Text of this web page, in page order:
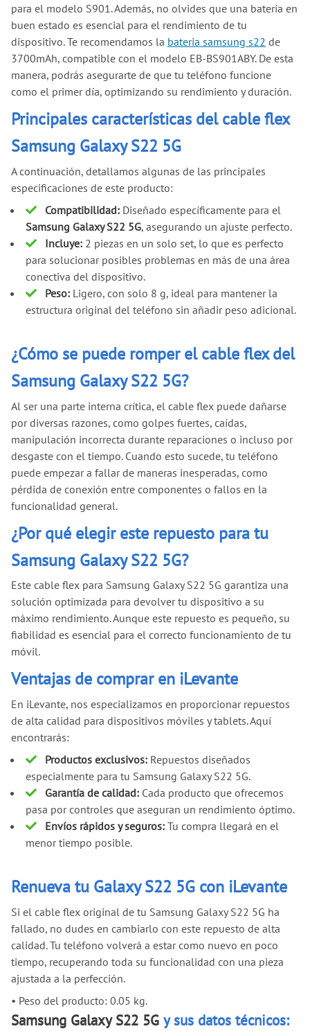
para el modelo S901. Además, no olvides que una batería en
buen estado es esencial para el rendimiento de tu
dispositivo. Te recomendamos la bateria samsung s22 de
3700mAh, compatible con el modelo EB-BS901ABY. De esta
manera, podrás asegurarte de que tu teléfono funcione
como el primer día, optimizando su rendimiento y duración.
Principales características del cable flex
Samsung Galaxy S22 5G
A continuación, detallamos algunas de las principales
especificaciones de este producto:
Compatibilidad:Diseñado específicamente para el
Samsung Galaxy S22 5G, asegurando un ajuste perfecto.
Incluye:2 piezas en un solo set, lo que es perfecto
para solucionar posibles problemas en más de una área
conectiva del dispositivo.
Peso:Ligero, con solo 8 g, ideal para mantener la
estructura original del teléfono sin añadir peso adicional.
¿Cómo se puede romper el cable flex del
Samsung Galaxy S22 5G?
Al ser una parte interna crítica, el cable flex puede dañarse
por diversas razones, como golpes fuertes, caídas,
manipulación incorrecta durante reparaciones o incluso por
desgaste con el tiempo. Cuando esto sucede, tu teléfono
puede empezar a fallar de maneras inesperadas, como
pérdida de conexión entre componentes o fallos en la
funcionalidad general.
¿Por qué elegir este repuesto para tu
Samsung Galaxy S22 5G?
Este cable flex para Samsung Galaxy S22 5G garantiza una
solución optimizada para devolver tu dispositivo a su
máximo rendimiento. Aunque este repuesto es pequeño, su
fiabilidad es esencial para el correcto funcionamiento de tu
móvil.
Ventajas de comprar en iLevante
En iLevante, nos especializamos en proporcionar repuestos
de alta calidad para dispositivos móviles y tablets. Aquí
encontrarás:
Productos exclusivos:Repuestos diseñados
especialmente para tu Samsung Galaxy S22 5G.
Garantía de calidad:Cada producto que ofrecemos
pasa por controles que aseguran un rendimiento óptimo.
Envíos rápidos y seguros:Tu compra llegará en el
menor tiempo posible.
Renueva tu Galaxy S22 5G con iLevante
Si el cable flex original de tu Samsung Galaxy S22 5G ha
fallado, no dudes en cambiarlo con este repuesto de alta
calidad. Tu teléfono volverá a estar como nuevo en poco
tiempo, recuperando toda su funcionalidad con una pieza
ajustada a la perfección.
• Peso del producto: 0.05 kg.
Samsung Galaxy S22 5G y sus datos técnicos: